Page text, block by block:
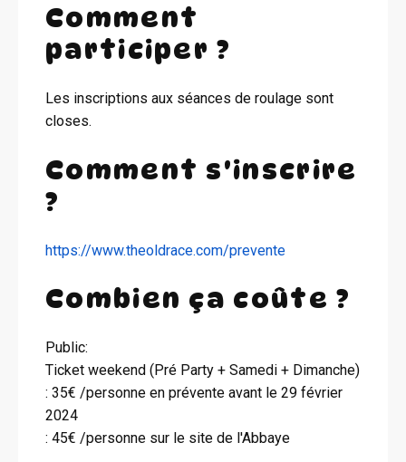
Comment
participer ?
Les inscriptions aux séances de roulage sont
closes.
Comment s'inscrire
?
https://www.theoldrace.com/prevente
Combien ça coûte ?
Public:
Ticket weekend (Pré Party + Samedi + Dimanche)
: 35€ /personne en prévente avant le 29 février
2024
: 45€ /personne sur le site de l'Abbaye